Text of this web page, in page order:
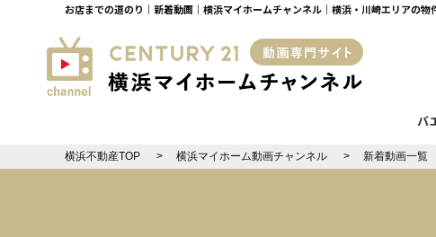
お店までの道のり｜新着動画｜横浜マイホームチャンネル｜横浜・川崎エリアの物
バ
横浜不動産TOP 横浜マイホーム動画チャンネル 新着動画一覧